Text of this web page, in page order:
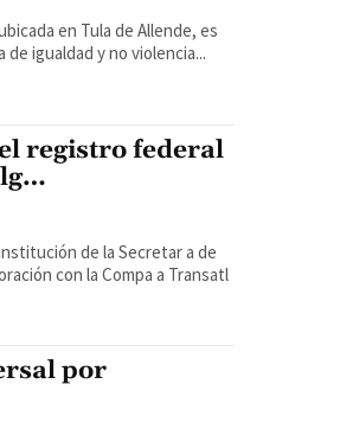
en Tula de Allende, es
igualdad y no violencia...
registro federal
de la Secretar a de
con la Compa a Transatl
por